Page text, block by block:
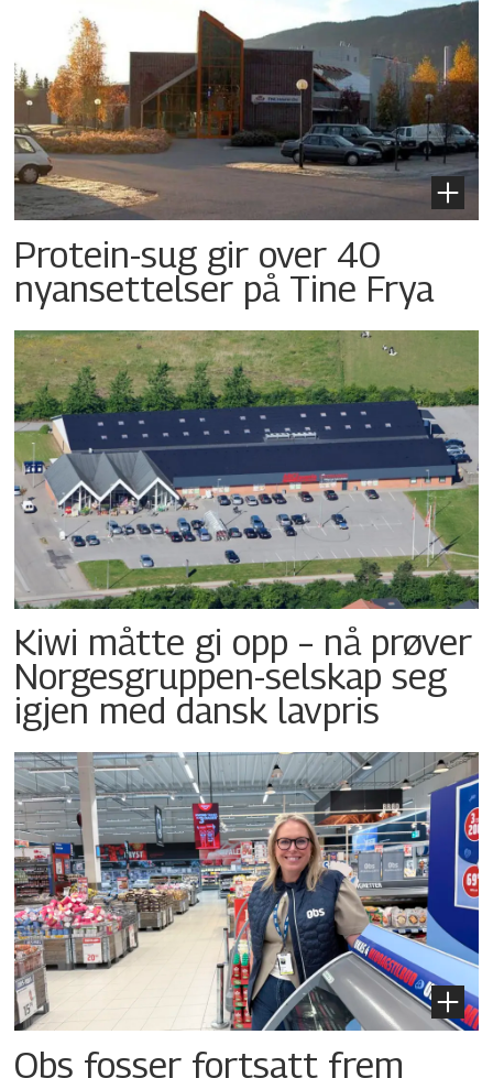
Protein-sug gir over 40
nyansettelser på Tine Frya
Kiwi måtte gi opp – nå prøver
Norgesgruppen-selskap seg
igjen med dansk lavpris
Obs fosser fortsatt frem